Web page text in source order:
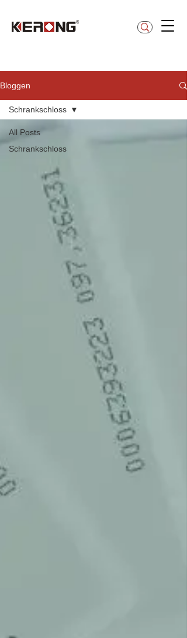
Bloggen
All Posts
Schrankschloss
Schrankschloss